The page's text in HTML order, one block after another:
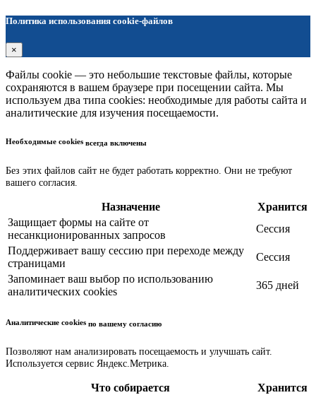
Политика использования cookie-файлов
×
Файлы cookie — это небольшие текстовые файлы, которые
сохраняются в вашем браузере при посещении сайта. Мы
используем два типа cookies: необходимые для работы сайта и
аналитические для изучения посещаемости.
Необходимые cookies всегда включены
Без этих файлов сайт не будет работать корректно. Они не требуют
вашего согласия.
Назначение
Хранится
Защищает формы на сайте от
несанкционированных запросов
Сессия
Поддерживает вашу сессию при переходе между
страницами
Сессия
Запоминает ваш выбор по использованию
аналитических cookies
365 дней
Аналитические cookies по вашему согласию
Позволяют нам анализировать посещаемость и улучшать сайт.
Используется сервис Яндекс.Метрика.
Что собирается
Хранится